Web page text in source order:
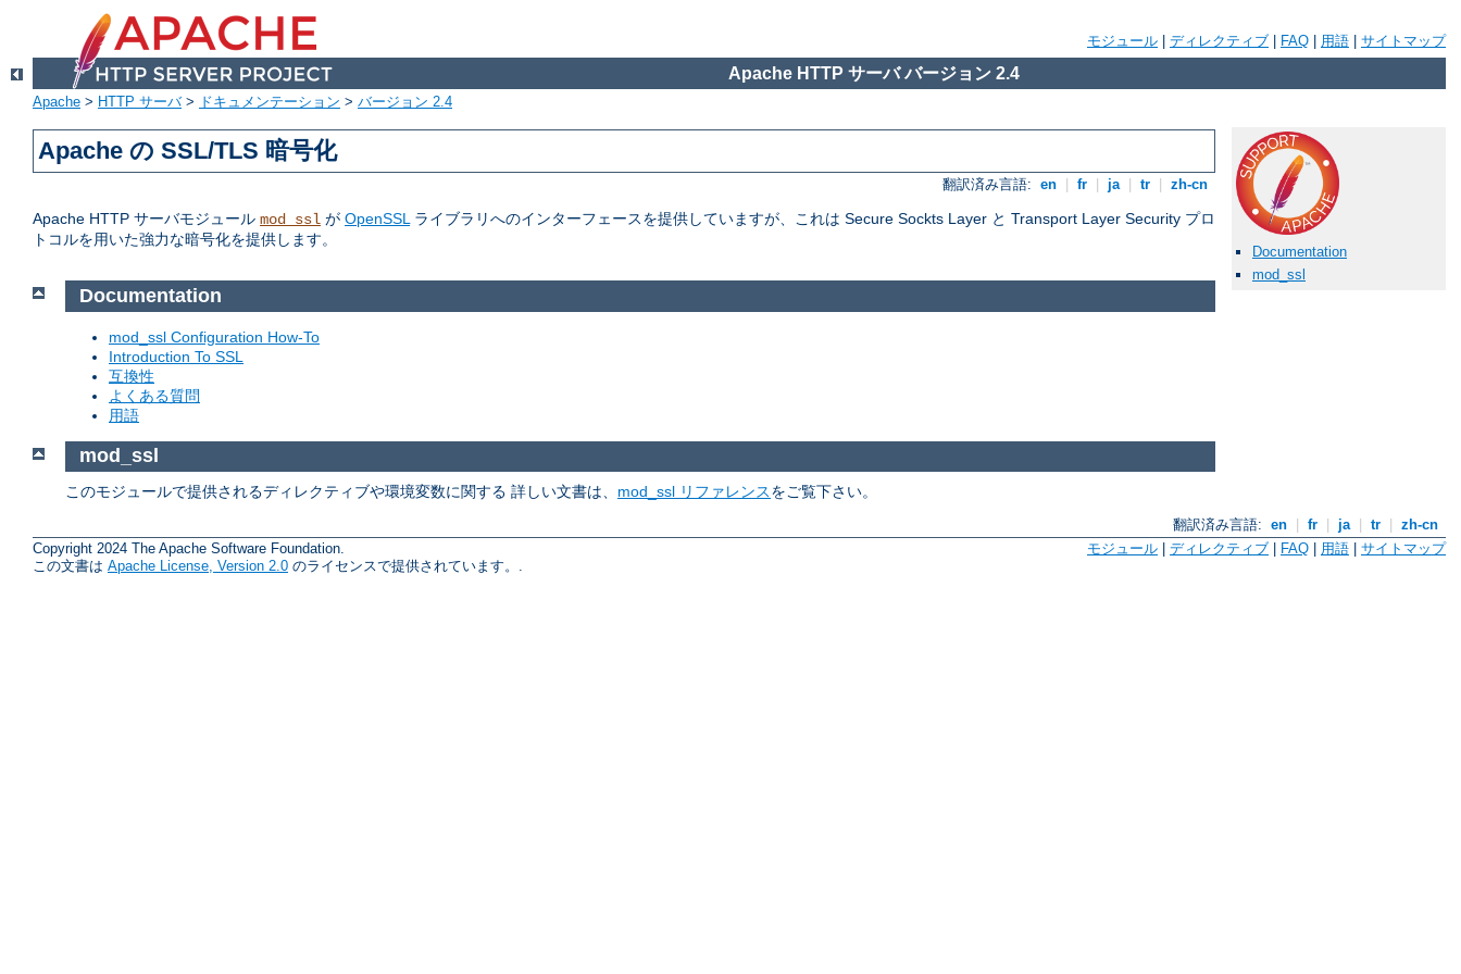
モジュール ディレクティブ FAQ 用語 サイトマップ
Apache HTTP サーバ バージョン 2.4
Apache > HTTP サーバ> ドキュメンテーション > バージョン 2.4
Apache の SSL/TLS 暗号化
翻訳済み言語: en fr ja tr zh-cn
Apache HTTP サーバモジュール mod_ssl が OpenSSLライブラリへのインターフェースを提供していますが、これは Secure Sockts Layer と Transport Layer Security プロ
トコルを用いた強力な暗号化を提供します。
Documentation
mod_ssl
Documentation
mod_ssl Configuration How-To
Introduction To SSL
互換性
よくある質問
用語
mod_ssl
このモジュールで提供されるディレクティブや環境変数に関する 詳しい文書は、 mod_ssl リファレンスをご覧下さい。
翻訳済み言語: en fr ja tr
zh-cn
Copyright 2024 The Apache Software Foundation.
この文書は Apache License, Version 2.0 のライセンスで提供されています。.
モジュール ディレクティブ FAQ 用語 サイトマップ